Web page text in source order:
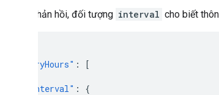
Trong phản hồi, đối tượng interval cho biết
"historyHours" :
[
"interval" :
{